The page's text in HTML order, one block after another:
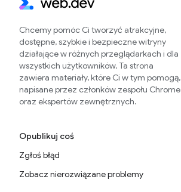
Chcemy pomóc Ci tworzyć atrakcyjne,
dostępne, szybkie i bezpieczne witryny
działające w różnych przeglądarkach i dla
wszystkich użytkowników. Ta strona
zawiera materiały, które Ci w tym pomogą,
napisane przez członków zespołu Chrome
oraz ekspertów zewnętrznych.
Opublikuj coś
Zgłoś błąd
Zobacz nierozwiązane problemy